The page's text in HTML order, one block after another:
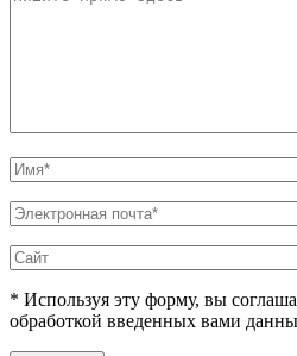
* Используя эту форму, вы
обработкой введенных вами